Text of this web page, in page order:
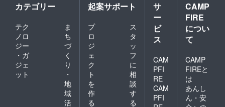
カテゴリー
テク
ノロ
ジー
・ガ
ジェ
ット
ま
ち
づ
く
り
・
地
域
活
起案サポート
プ
ロ
ジ
ェ
ク
ト
を
作
る
ス
タ
ッ
フ
に
相
談
す
る
サ
ー
ビ
ス
CAM
PFI
RE
CAM
PFI
CAMP
FIRE
につい
て
CAMP
FIREと
は
あんし
ん・安